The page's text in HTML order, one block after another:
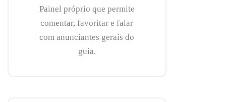
Painel próprio que permite
comentar, favoritar e falar
com anunciantes gerais do
guia.